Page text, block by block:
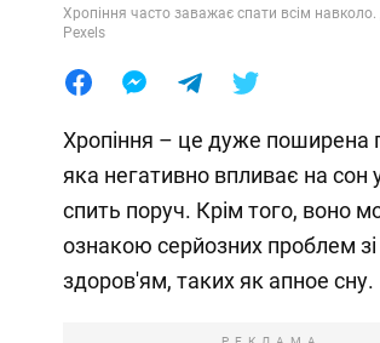
Хропіння часто заважає спати всім
Pexels
Хропіння – це дуже поширена
яка негативно впливає на сон
спить поруч. Крім того, воно
ознакою серйозних проблем зі
здоров'ям, таких як апное сну.